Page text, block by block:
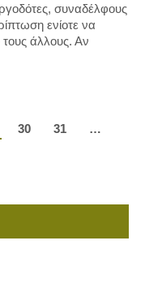
συναδέλφους
ενίοτε να
τους άλλους. Αν
30 31
…